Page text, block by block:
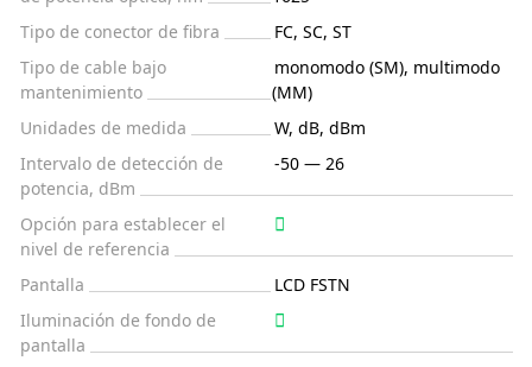
Tipo de conector de fibra
FC, SC, ST
Tipo de cable bajo
mantenimiento
monomodo (SM), multimodo
(MM)
Unidades de medida
W, dB, dBm
Intervalo de detección de
potencia, dBm
-50 — 26
Opción para establecer el
nivel de referencia
Pantalla
LCD FSTN
Iluminación de fondo de
pantalla